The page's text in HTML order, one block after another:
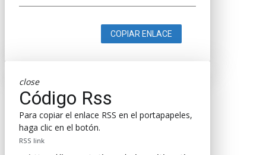
COPIAR ENLACE
close
Código Rss
Para copiar el enlace RSS en el portapapeles,
haga clic en el botón.
RSS link